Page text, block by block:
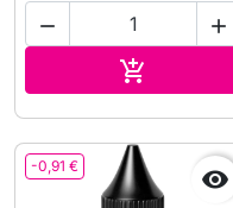
 

-0,91 € 